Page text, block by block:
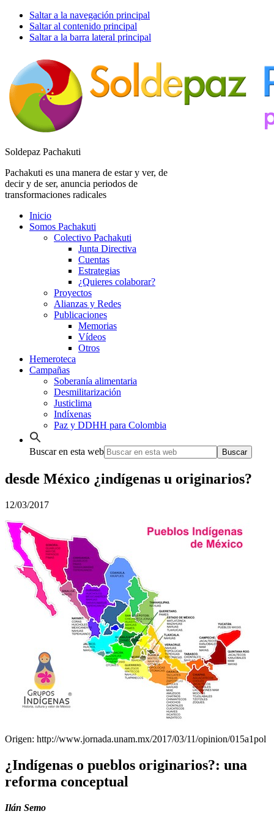
Saltar a la navegación principal
Saltar al contenido principal
Saltar a la barra lateral principal
Soldepaz Pachakuti
Pachakuti es una manera de estar y ver, de
decir y de ser, anuncia periodos de
transformaciones radicales
Inicio
Somos Pachakuti
Colectivo Pachakuti
Junta Directiva
Cuentas
Estrategias
¿Quieres colaborar?
Proyectos
Alianzas y Redes
Publicaciones
Memorias
Vídeos
Otros
Hemeroteca
Campañas
Soberanía alimentaria
Desmilitarización
Justiclima
Indíxenas
Paz y DDHH para Colombia
Buscar en esta web
desde México ¿indígenas u originarios?
12/03/2017
Origen: http://www.jornada.unam.mx/2017/03/11/opinion/015a1pol
¿Indígenas o pueblos originarios?: una
reforma conceptual
Ilán Semo